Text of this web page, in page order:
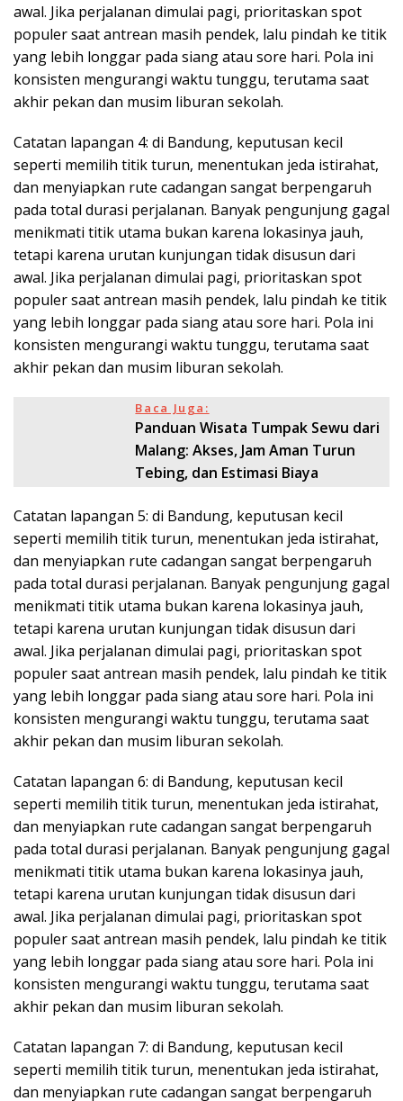
awal. Jika perjalanan dimulai pagi, prioritaskan spot
populer saat antrean masih pendek, lalu pindah ke titik
yang lebih longgar pada siang atau sore hari. Pola ini
konsisten mengurangi waktu tunggu, terutama saat
akhir pekan dan musim liburan sekolah.
Catatan lapangan 4: di Bandung, keputusan kecil
seperti memilih titik turun, menentukan jeda istirahat,
dan menyiapkan rute cadangan sangat berpengaruh
pada total durasi perjalanan. Banyak pengunjung gagal
menikmati titik utama bukan karena lokasinya jauh,
tetapi karena urutan kunjungan tidak disusun dari
awal. Jika perjalanan dimulai pagi, prioritaskan spot
populer saat antrean masih pendek, lalu pindah ke titik
yang lebih longgar pada siang atau sore hari. Pola ini
konsisten mengurangi waktu tunggu, terutama saat
akhir pekan dan musim liburan sekolah.
Baca Juga:
Panduan Wisata Tumpak Sewu dari
Malang: Akses, Jam Aman Turun
Tebing, dan Estimasi Biaya
Catatan lapangan 5: di Bandung, keputusan kecil
seperti memilih titik turun, menentukan jeda istirahat,
dan menyiapkan rute cadangan sangat berpengaruh
pada total durasi perjalanan. Banyak pengunjung gagal
menikmati titik utama bukan karena lokasinya jauh,
tetapi karena urutan kunjungan tidak disusun dari
awal. Jika perjalanan dimulai pagi, prioritaskan spot
populer saat antrean masih pendek, lalu pindah ke titik
yang lebih longgar pada siang atau sore hari. Pola ini
konsisten mengurangi waktu tunggu, terutama saat
akhir pekan dan musim liburan sekolah.
Catatan lapangan 6: di Bandung, keputusan kecil
seperti memilih titik turun, menentukan jeda istirahat,
dan menyiapkan rute cadangan sangat berpengaruh
pada total durasi perjalanan. Banyak pengunjung gagal
menikmati titik utama bukan karena lokasinya jauh,
tetapi karena urutan kunjungan tidak disusun dari
awal. Jika perjalanan dimulai pagi, prioritaskan spot
populer saat antrean masih pendek, lalu pindah ke titik
yang lebih longgar pada siang atau sore hari. Pola ini
konsisten mengurangi waktu tunggu, terutama saat
akhir pekan dan musim liburan sekolah.
Catatan lapangan 7: di Bandung, keputusan kecil
seperti memilih titik turun, menentukan jeda istirahat,
dan menyiapkan rute cadangan sangat berpengaruh